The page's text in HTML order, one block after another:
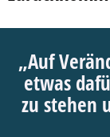
„Auf
etwas
zu stehen